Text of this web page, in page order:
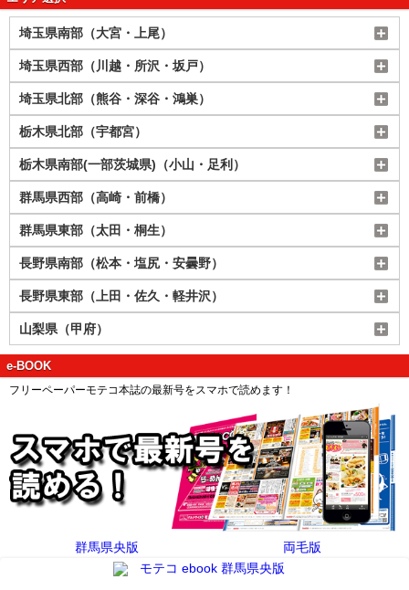
埼玉県南部（大宮・上尾）
埼玉県西部（川越・所沢・坂戸）
埼玉県北部（熊谷・深谷・鴻巣）
栃木県北部（宇都宮）
栃木県南部(一部茨城県)（小山・足利）
群馬県西部（高崎・前橋）
群馬県東部（太田・桐生）
長野県南部（松本・塩尻・安曇野）
長野県東部（上田・佐久・軽井沢）
山梨県（甲府）
e-BOOK
フリーペーパーモテコ本誌の最新号をスマホで読めます！
群馬県央版 両毛版